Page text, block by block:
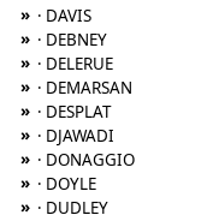
» · DAVIS
» · DEBNEY
» · DELERUE
» · DEMARSAN
» · DESPLAT
» · DJAWADI
» · DONAGGIO
» · DOYLE
» · DUDLEY